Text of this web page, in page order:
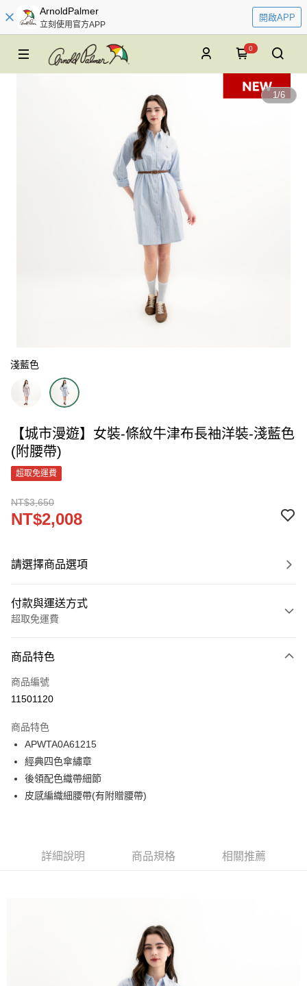
ArnoldPalmer
立刻使用官方APP
開啟APP
0
1/6
淺藍色
【城市漫遊】女裝-條紋牛津布長袖洋裝-淺藍色
(附腰帶)
超取免運費
NT$3,650
NT$2,008
請選擇商品選項
付款與運送方式
超取免運費
信用卡一次付款
LINE Pay
悠遊付
Google Pay
貨到付款
商品特色
商品編號
11501120
商品特色
APWTA0A61215
經典四色傘繡章
後領配色織帶細節
皮感編織細腰帶(有附贈腰帶)
詳細說明 商品規格 相關推薦